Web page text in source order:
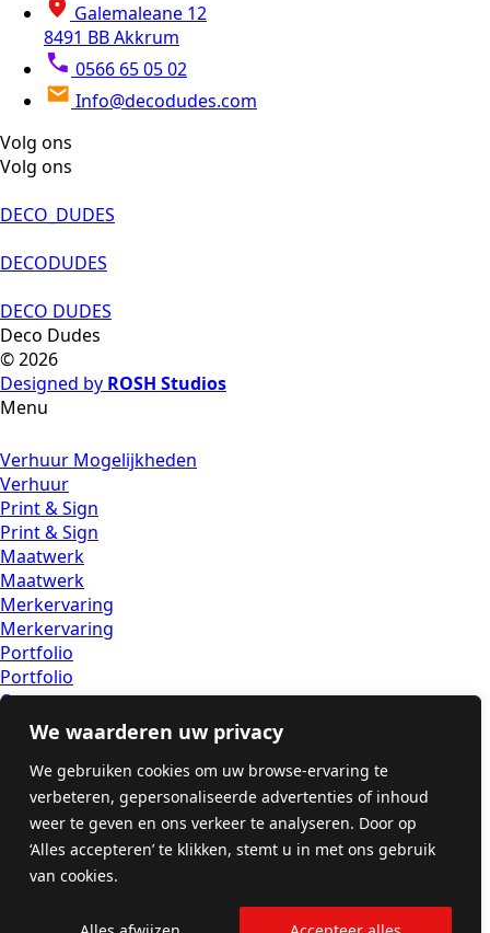
We waarderen uw privacy
We gebruiken cookies om uw browse-ervaring te
verbeteren, gepersonaliseerde advertenties of inhoud
weer te geven en ons verkeer te analyseren. Door op
‘Alles accepteren’ te klikken, stemt u in met ons gebruik
van cookies.
Galemaleane 12
8491 BB Akkrum
0566 65 05 02
Info@decodudes.com
Volg ons
Volg ons
DECO_DUDES
DECODUDES
DECO DUDES
Deco Dudes
© 2026
Designed by ROSH Studios
Menu
Verhuur Mogelijkheden
Verhuur
Print & Sign
Print & Sign
Maatwerk
Maatwerk
Merkervaring
Merkervaring
Portfolio
Portfolio
Over ons
Over ons
Festivalblog
Veelgestelde vragen
Contact
Contact